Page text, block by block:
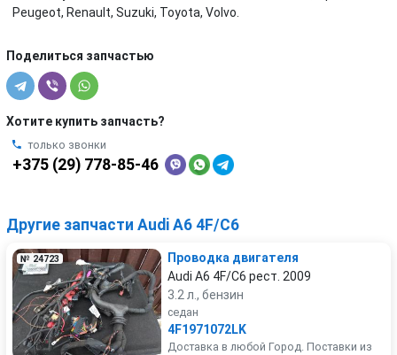
Peugeot, Renault, Suzuki, Toyota, Volvo.
Поделиться запчастью
Хотите купить запчасть?
только звонки
+375 (29) 778-85-46
Другие запчасти Audi A6 4F/C6
№ 24723
Проводка двигателя
Audi A6 4F/C6 рест. 2009
3.2 л., бензин
седан
4F1971072LK
Доставка в любой Город. Поставки из